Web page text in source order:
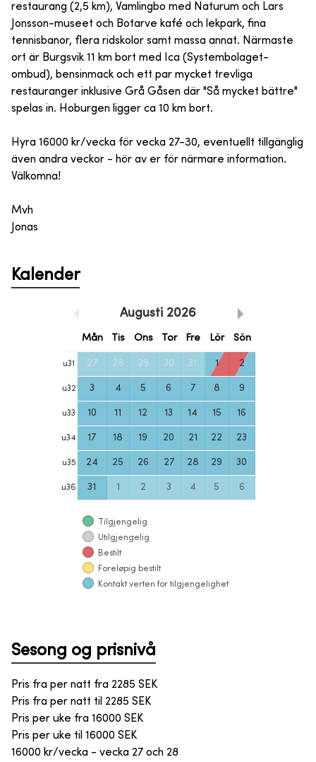
restaurang (2,5 km), Vamlingbo med Naturum och Lars
Jonsson-museet och Botarve kafé och lekpark, fina
tennisbanor, flera ridskolor samt massa annat. Närmaste
ort är Burgsvik 11 km bort med Ica (Systembolaget-
ombud), bensinmack och ett par mycket trevliga
restauranger inklusive Grå Gåsen där "Så mycket bättre"
spelas in. Hoburgen ligger ca 10 km bort.
Hyra 16000 kr/vecka för vecka 27-30, eventuellt tillgänglig
även andra veckor - hör av er för närmare information.
Välkomna!
Mvh
Jonas
Kalender
Augusti 2026
Mån Tis Ons Tor Fre Lör Sön
u31 27 28 29 30 31 1 2
u32 3 4 5 6 7 8 9
u33 10 11 12 13 14 15 16
u34 17 18 19 20 21 22 23
u35 24 25 26 27 28 29 30
u36 31 1 2 3 4 5 6
Tilgjengelig
Utilgjengelig
Bestilt
Foreløpig bestilt
Kontakt verten for tilgjengelighet
Sesong og prisnivå
Pris fra per natt fra 2285 SEK
Pris fra per natt til 2285 SEK
Pris per uke fra 16000 SEK
Pris per uke til 16000 SEK
16000 kr/vecka - vecka 27 och 28